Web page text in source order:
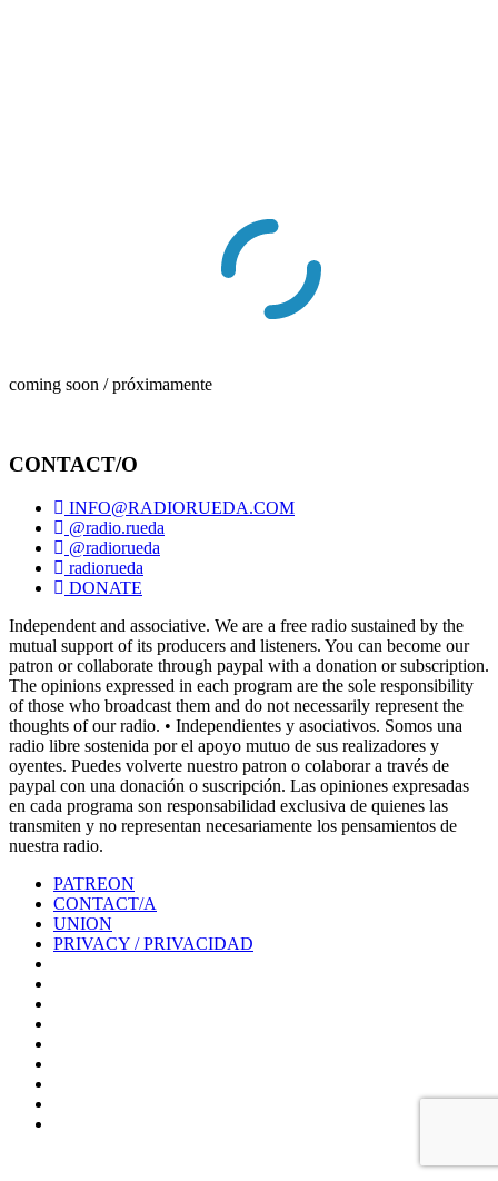
coming soon / próximamente
CONTACT/O
INFO@RADIORUEDA.COM
@radio.rueda
@radiorueda
radiorueda
DONATE
Independent and associative. We are a free radio sustained by the
mutual support of its producers and listeners. You can become our
patron or collaborate through paypal with a donation or subscription.
The opinions expressed in each program are the sole responsibility
of those who broadcast them and do not necessarily represent the
thoughts of our radio. • Independientes y asociativos. Somos una
radio libre sostenida por el apoyo mutuo de sus realizadores y
oyentes. Puedes volverte nuestro patron o colaborar a través de
paypal con una donación o suscripción. Las opiniones expresadas
en cada programa son responsabilidad exclusiva de quienes las
transmiten y no representan necesariamente los pensamientos de
nuestra radio.
PATREON
CONTACT/A
UNION
PRIVACY / PRIVACIDAD